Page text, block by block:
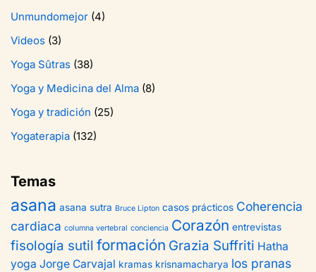
Unmundomejor (4)
Videos (3)
Yoga Sûtras (38)
Yoga y Medicina del Alma (8)
Yoga y tradición (25)
Yogaterapia (132)
Temas
asana asana sutra Bruce Lipton casos prácticos Coherencia
cardiaca columna vertebral conciencia Corazón entrevistas
fisología sutil formación Grazia Suffriti Hatha
yoga Jorge Carvajal kramas krisnamacharya los pranas